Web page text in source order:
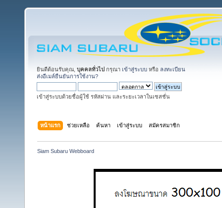
ยินดีต้อนรับคุณ, บุคคลทั่วไป กรุณา เข้าสู่ระบบ หรือ ลงทะเบียน
ส่งอีเมล์ยืนยันการใช้งาน?
เข้าสู่ระบบด้วยชื่อผู้ใช้ รหัสผ่าน และระยะเวลาในเซสชั่น
หน้าแรก ช่วยเหลือ ค้นหา เข้าสู่ระบบ สมัครสมาชิก
Siam Subaru Webboard